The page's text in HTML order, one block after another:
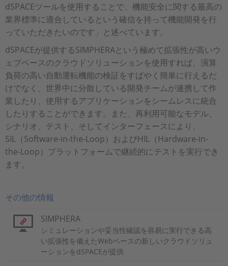
dSPACEツールを使用することで、機能安全に関する最高の
業界標準に適合しているという確信を持って機能開発を行
っていただきたいのです」と述べています。
dSPACEが提供するSIMPHERAという極めて拡張性が高いウ
ェブベースのクラウドソリューションを使用すれば、演算
負荷の高い自動運転機能の検証をすばやく簡単に行えるだ
けでなく、世界中に分散している開発チームが連携して作
業したり、使用するアプリケーションをシームレスに統合
したりすることができます。また、再利用可能なモデル、
シナリオ、テスト、そしてインターフェースにより、
SIL（Software-in-the-Loop）およびHIL（Hardware-in-
the-Loop）プラットフォームで継続的にテストを実行でき
ます。
その他の情報
SIMPHERA
シミュレーションや妥当性確認を容易に実行できる高
い拡張性を備えたWebベースの新しいクラウドソリュ
ーションをdSPACEが提供